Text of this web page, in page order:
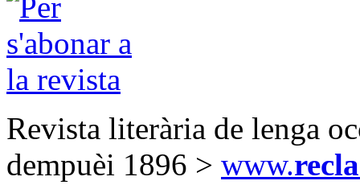
Revista literària de lenga
dempuèi 1896 > www.